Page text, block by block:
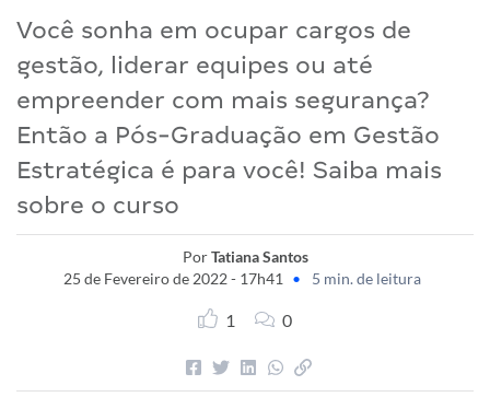
Você sonha em ocupar cargos de
gestão, liderar equipes ou até
empreender com mais segurança?
Então a Pós-Graduação em Gestão
Estratégica é para você! Saiba mais
sobre o curso
PorTatiana Santos
25 de Fevereiro de 2022 - 17h41
• 5 min. de leitura
1 0